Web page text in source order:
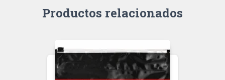
Productos relacionados